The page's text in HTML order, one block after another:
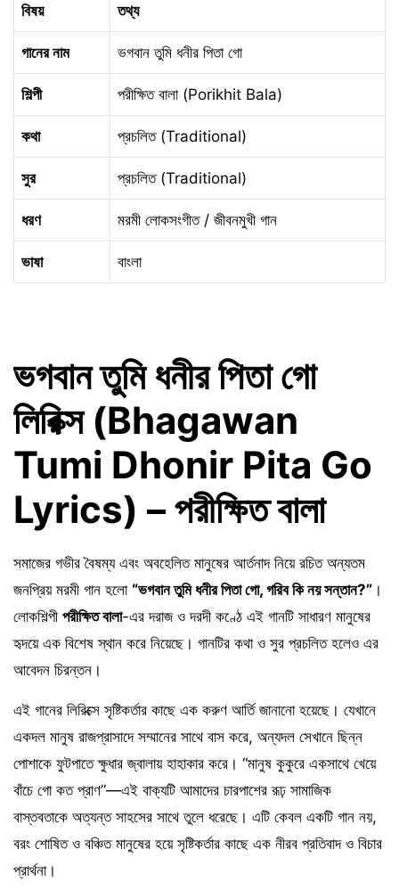
বিষয় তথ্য
গানের নাম ভগবান তুমি ধনীর পিতা গো
শিল্পী পরীক্ষিত বালা (Porikhit Bala)
কথা প্রচলিত (Traditional)
সুর প্রচলিত (Traditional)
ধরণ মরমী লোকসংগীত / জীবনমুখী গান
ভাষা বাংলা
ভগবান তুমি ধনীর পিতা গো
লিরিক্স (Bhagawan
Tumi Dhonir Pita Go
Lyrics) – পরীক্ষিত বালা
সমাজের গভীর বৈষম্য এবং অবহেলিত মানুষের আর্তনাদ নিয়ে রচিত অন্যতম
জনপ্রিয় মরমী গান হলো “ভগবান তুমি ধনীর পিতা গো, গরিব কি নয় সন্তান?” ।
লোকশিল্পী পরীক্ষিত বালা-এর দরাজ ও দরদী কণ্ঠে এই গানটি সাধারণ মানুষের
হৃদয়ে এক বিশেষ স্থান করে নিয়েছে। গানটির কথা ও সুর প্রচলিত হলেও এর
আবেদন চিরন্তন।
এই গানের লিরিক্সে সৃষ্টিকর্তার কাছে এক করুণ আর্তি জানানো হয়েছে। যেখানে
একদল মানুষ রাজপ্রাসাদে সম্মানের সাথে বাস করে, অন্যদল সেখানে ছিন্ন
পোশাকে ফুটপাতে ক্ষুধার জ্বালায় হাহাকার করে। “মানুষ কুকুরে একসাথে খেয়ে
বাঁচে গো কত প্রাণ”—এই বাক্যটি আমাদের চারপাশের রূঢ় সামাজিক
বাস্তবতাকে অত্যন্ত সাহসের সাথে তুলে ধরেছে। এটি কেবল একটি গান নয়,
বরং শোষিত ও বঞ্চিত মানুষের হয়ে সৃষ্টিকর্তার কাছে এক নীরব প্রতিবাদ ও বিচার
প্রার্থনা।